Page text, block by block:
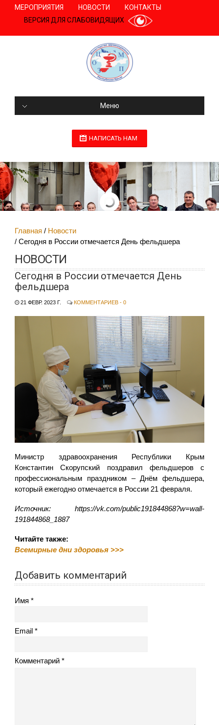
МЕРОПРИЯТИЯ НОВОСТИ
КОНТАКТЫ
ВЕРСИЯ ДЛЯ СЛАБОВИДЯЩИХ
Меню
НАПИСАТЬ НАМ
Главная
Новости
Сегодня в России отмечается День фельдшера
НОВОСТИ
Сегодня в России отмечается День
фельдшера
21 ФЕВР. 2023 Г. КОММЕНТАРИЕВ - 0
Министр здравоохранения Республики Крым
Константин Скорупский поздравил фельдшеров с
профессиональным праздником – Днём фельдшера,
который ежегодно отмечается в России 21 февраля.
Источник: https://vk.com/public191844868?w=wall-
191844868_1887
Читайте также:
Всемирные дни здоровья >>>
Добавить комментарий
Имя
Email
Комментарий